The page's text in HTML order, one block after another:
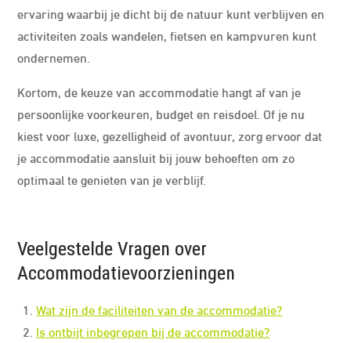
ervaring waarbij je dicht bij de natuur kunt verblijven en
activiteiten zoals wandelen, fietsen en kampvuren kunt
ondernemen.
Kortom, de keuze van accommodatie hangt af van je
persoonlijke voorkeuren, budget en reisdoel. Of je nu
kiest voor luxe, gezelligheid of avontuur, zorg ervoor dat
je accommodatie aansluit bij jouw behoeften om zo
optimaal te genieten van je verblijf.
Veelgestelde Vragen over
Accommodatievoorzieningen
Wat zijn de faciliteiten van de accommodatie?
Is ontbijt inbegrepen bij de accommodatie?